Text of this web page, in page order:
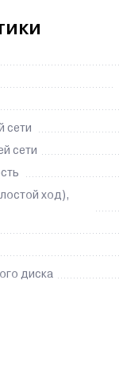
сети
сети
ход),
диска